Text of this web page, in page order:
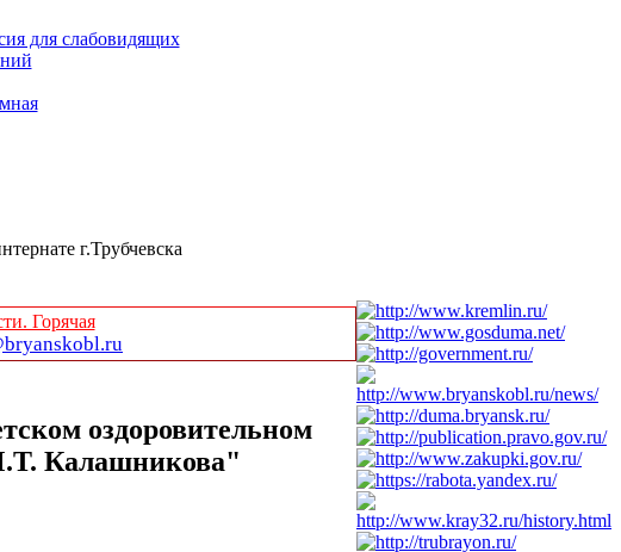
для слабовидящих
г.Трубчевска
Горячая
оздоровительном
Калашникова"